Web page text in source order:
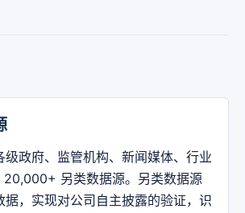
级政府、监管机构、新闻媒体、行业
20,000+ 另类数据源。另类数据源
据，实现对公司自主披露的验证，识